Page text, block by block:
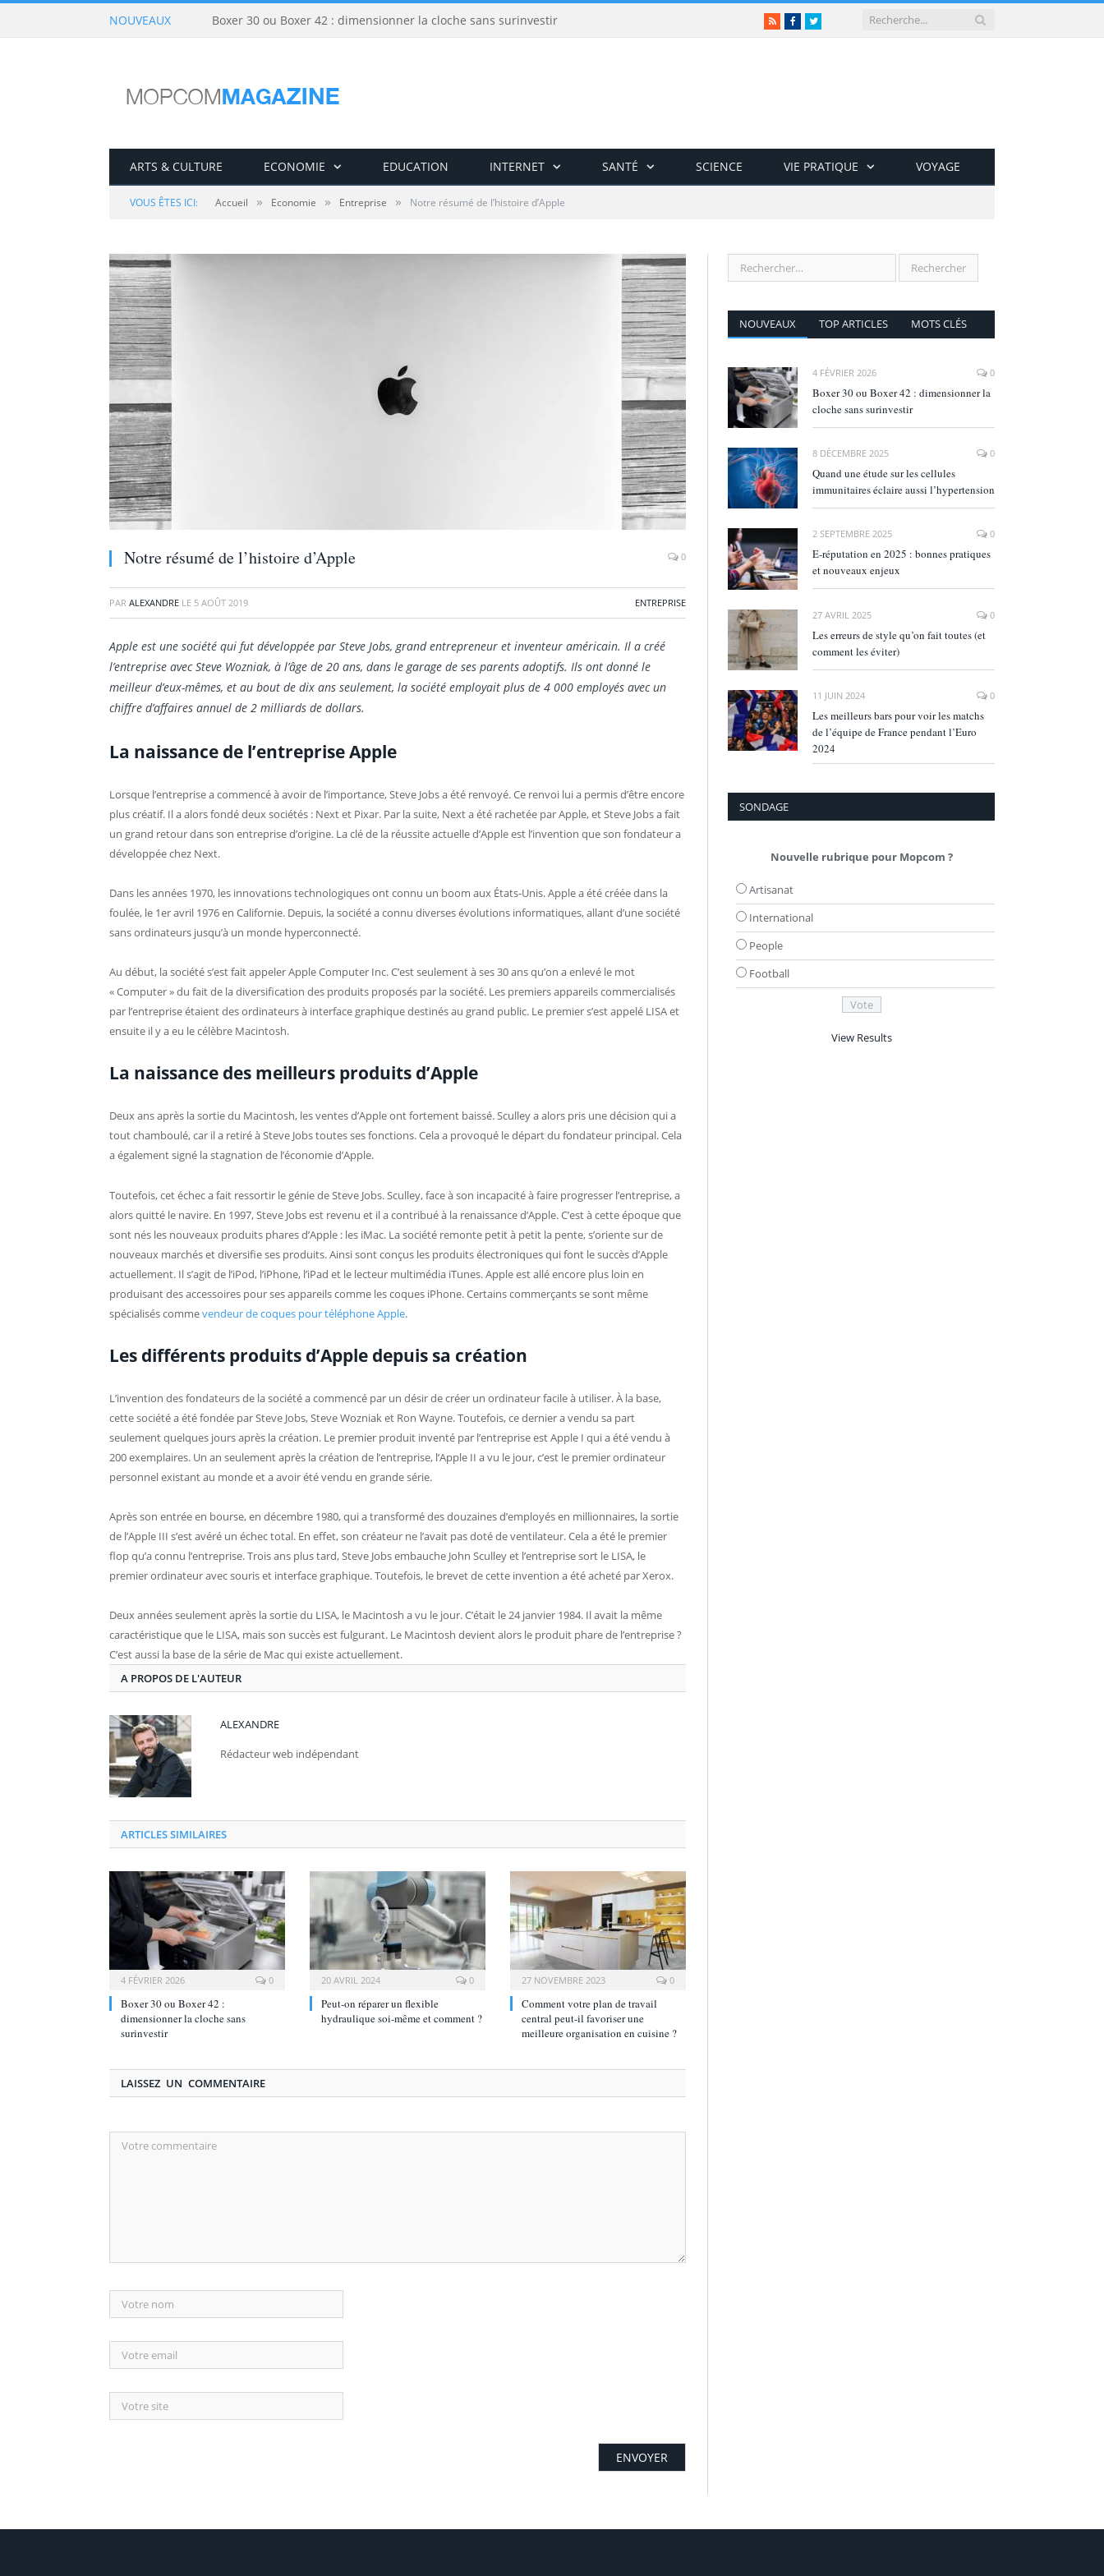
NOUVEAUX Boxer 30 ou Boxer 42 : dimensionner la cloche sans surinvestir RSSFacebookTwitter
ARTS & CULTURE ECONOMIE EDUCATION INTERNET SANTÉ SCIENCE VIE PRATIQUE VOYAGE
VOUS ÊTES ICI: Accueil » Economie » Entreprise » Notre résumé de l’histoire d’Apple
Notre résumé de l’histoire d’Apple 0
PAR ALEXANDRE LE 5 AOÛT 2019 ENTREPRISE
Apple est une société qui fut développée par Steve Jobs, grand entrepreneur et inventeur américain. Il a créé
l’entreprise avec Steve Wozniak, à l’âge de 20 ans, dans le garage de ses parents adoptifs. Ils ont donné le
meilleur d’eux-mêmes, et au bout de dix ans seulement, la société employait plus de 4 000 employés avec un
chiffre d’affaires annuel de 2 milliards de dollars.
La naissance de l’entreprise Apple
Lorsque l’entreprise a commencé à avoir de l’importance, Steve Jobs a été renvoyé. Ce renvoi lui a permis d’être encore
plus créatif. Il a alors fondé deux sociétés : Next et Pixar. Par la suite, Next a été rachetée par Apple, et Steve Jobs a fait
un grand retour dans son entreprise d’origine. La clé de la réussite actuelle d’Apple est l’invention que son fondateur a
développée chez Next.
Dans les années 1970, les innovations technologiques ont connu un boom aux États-Unis. Apple a été créée dans la
foulée, le 1eravril 1976 en Californie. Depuis, la société a connu diverses évolutions informatiques, allant d’une société
sans ordinateurs jusqu’à un monde hyperconnecté.
Au début, la société s’est fait appeler Apple Computer Inc. C’est seulement à ses 30 ans qu’on a enlevé le mot
« Computer » du fait de la diversification des produits proposés par la société. Les premiers appareils commercialisés
par l’entreprise étaient des ordinateurs à interface graphique destinés au grand public. Le premier s’est appelé LISA et
ensuite il y a eu le célèbre Macintosh.
La naissance des meilleurs produits d’Apple
Deux ans après la sortie du Macintosh, les ventes d’Apple ont fortement baissé. Sculley a alors pris une décision qui a
tout chamboulé, car il a retiré à Steve Jobs toutes ses fonctions. Cela a provoqué le départ du fondateur principal. Cela
a également signé la stagnation de l’économie d’Apple.
Toutefois, cet échec a fait ressortir le génie de Steve Jobs. Sculley, face à son incapacité à faire progresser l’entreprise, a
alors quitté le navire. En 1997, Steve Jobs est revenu et il a contribué à la renaissance d’Apple. C’est à cette époque que
sont nés les nouveaux produits phares d’Apple : les iMac. La société remonte petit à petit la pente, s’oriente sur de
nouveaux marchés et diversifie ses produits. Ainsi sont conçus les produits électroniques qui font le succès d’Apple
actuellement. Il s’agit de l’iPod, l’iPhone, l’iPad et le lecteur multimédia iTunes. Apple est allé encore plus loin en
produisant des accessoires pour ses appareils comme les coques iPhone. Certains commerçants se sont même
spécialisés commevendeur de coques pour téléphone Apple.
Les différents produits d’Apple depuis sa création
L’invention des fondateurs de la société a commencé par un désir de créer un ordinateur facile à utiliser. À la base,
cette société a été fondée par Steve Jobs, Steve Wozniak et Ron Wayne. Toutefois, ce dernier a vendu sa part
seulement quelques jours après la création. Le premier produit inventé par l’entreprise est Apple I qui a été vendu à
200 exemplaires. Un an seulement après la création de l’entreprise, l’Apple II a vu le jour, c’est le premier ordinateur
personnel existant au monde et a avoir été vendu en grande série.
Après son entrée en bourse, en décembre 1980, qui a transformé des douzaines d’employés en millionnaires, la sortie
de l’Apple III s’est avéré un échec total. En effet, son créateur ne l’avait pas doté de ventilateur. Cela a été le premier
flop qu’a connu l’entreprise. Trois ans plus tard, Steve Jobs embauche John Sculley et l’entreprise sort le LISA, le
premier ordinateur avec souris et interface graphique. Toutefois, le brevet de cette invention a été acheté par Xerox.
Deux années seulement après la sortie du LISA, le Macintosh a vu le jour. C’était le 24 janvier 1984. Il avait la même
caractéristique que le LISA, mais son succès est fulgurant. Le Macintosh devient alors le produit phare de l’entreprise ?
C’est aussi la base de la série de Mac qui existe actuellement.
A PROPOS DE L'AUTEUR
ALEXANDRE
Rédacteur web indépendant
ARTICLES SIMILAIRES
4 FÉVRIER 2026 0
Boxer 30 ou Boxer 42 :
dimensionner la cloche sans
surinvestir
20 AVRIL 2024 0
Peut-on réparer un flexible
hydraulique soi-même et comment ?
27 NOVEMBRE 2023 0
Comment votre plan de travail
central peut-il favoriser une
meilleure organisation en cuisine ?
LAISSEZ UN COMMENTAIRE
NOUVEAUX TOP ARTICLES MOTS CLÉS
4 FÉVRIER 2026 0
Boxer 30 ou Boxer 42 : dimensionner la
cloche sans surinvestir
8 DÉCEMBRE 2025 0
Quand une étude sur les cellules
immunitaires éclaire aussi l’hypertension
2 SEPTEMBRE 2025 0
E‑réputation en 2025 : bonnes pratiques
et nouveaux enjeux
27 AVRIL 2025 0
Les erreurs de style qu’on fait toutes (et
comment les éviter)
11 JUIN 2024 0
Les meilleurs bars pour voir les matchs
de l’équipe de France pendant l’Euro
2024
SONDAGE
Nouvelle rubrique pour Mopcom ?
Artisanat
International
People
Football
View Results